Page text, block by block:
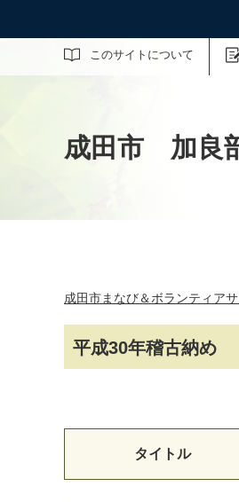
このサイトについて
サイト内検索
成田市 加良
成田市まなび＆ボランティアサ
平成30年稽古納め
タイトル